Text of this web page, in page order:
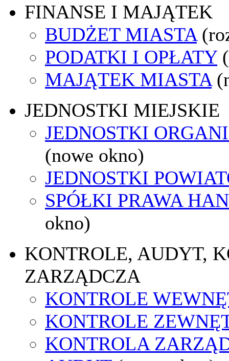
FINANSE I MAJĄTEK
BUDŻET MIASTA
PODATKI I OPŁATY
MAJĄTEK MIASTA
JEDNOSTKI MIEJSKIE
JEDNOSTKI
(nowe okno)
JEDNOSTKI
SPÓŁKI PRAWA
okno)
KONTROLE, AUDYT,
ZARZĄDCZA
KONTROLE
KONTROLE
KONTROLA